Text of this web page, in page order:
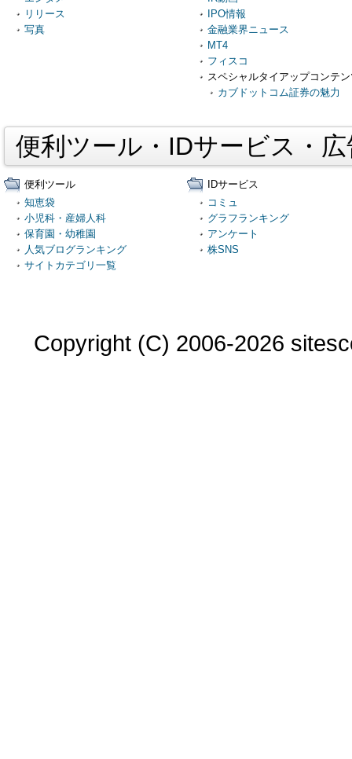
リリース
写真
IPO情報
金融業界ニュース
MT4
フィスコ
スペシャルタイアップコンテ
カブドットコム証券の魅力
便利ツール・IDサービス・
便利ツール
知恵袋
小児科・産婦人科
保育園・幼稚園
人気ブログランキング
サイトカテゴリ一覧
IDサービス
コミュ
グラフランキング
アンケート
株SNS
Copyright (C) 2006-2026